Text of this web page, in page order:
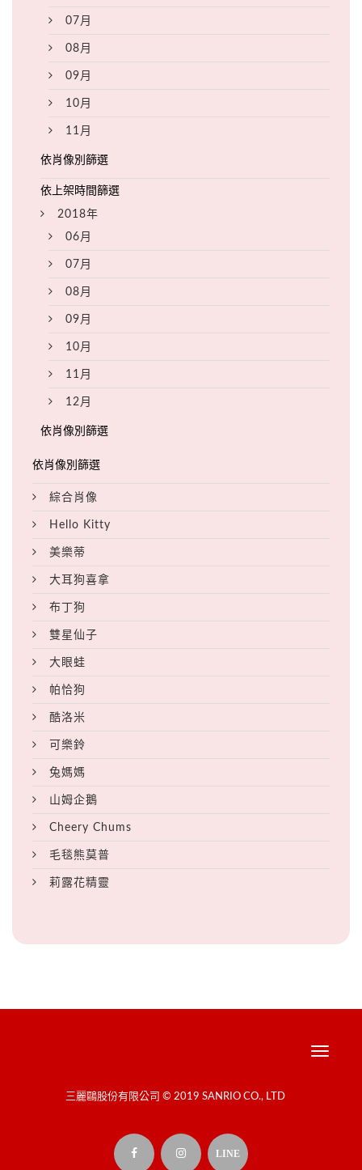
07月
08月
09月
10月
11月
2018年
06月
07月
08月
09月
10月
11月
12月
綜合肖像
Hello Kitty
美樂蒂
大耳狗喜拿
布丁狗
雙星仙子
大眼蛙
帕恰狗
酷洛米
可樂鈴
兔媽媽
山姆企鵝
Cheery Chums
毛毯熊莫普
莉露花精靈
Toggle
三麗鷗股份有限公司 © 2019 SANRIO CO., LTD